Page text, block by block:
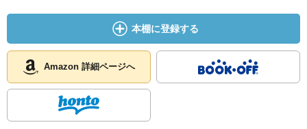
本棚に登録する
Amazon 詳細ページへ